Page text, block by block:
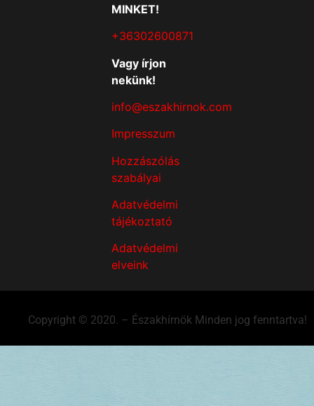
MINKET!
+36302600871
Vagy írjon
nekünk!
info@eszakhirnok.com
Impresszum
Hozzászólás
szabályai
Adatvédelmi
tájékoztató
Adatvédelmi
elveink
Copyright © 2020. – Északhírnök Minden jog fenntartva!